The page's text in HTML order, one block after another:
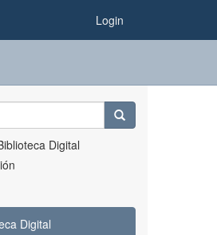
Login
Digital
Digital